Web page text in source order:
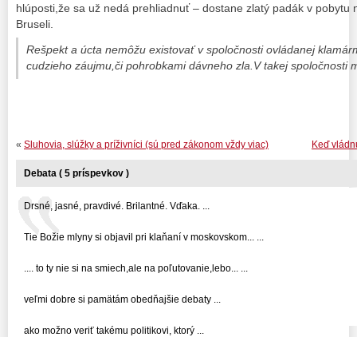
hlúposti,že sa už nedá prehliadnuť – dostane zlatý padák v pobytu
Bruseli.
Rešpekt a úcta nemôžu existovať v spoločnosti ovládanej
cudzieho záujmu,či pohrobkami dávneho zla.V takej spoločnosti
Keď
« Sluhovia, slúžky a príživníci (sú pred zákonom vždy viac)
Debata ( 5 príspevkov )
Drsné, jasné, pravdivé. Brilantné. Vďaka. ...
Tie Božie mlyny si objavil pri klaňaní v moskovskom... ...
.... to ty nie si na smiech,ale na poľutovanie,lebo... ...
veľmi dobre si pamätám obedňajšie debaty ...
ako možno veriť takému politikovi, ktorý ...